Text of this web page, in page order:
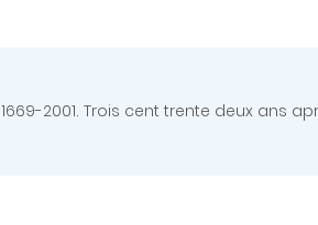
1669-2001. Trois cent trente deux ans